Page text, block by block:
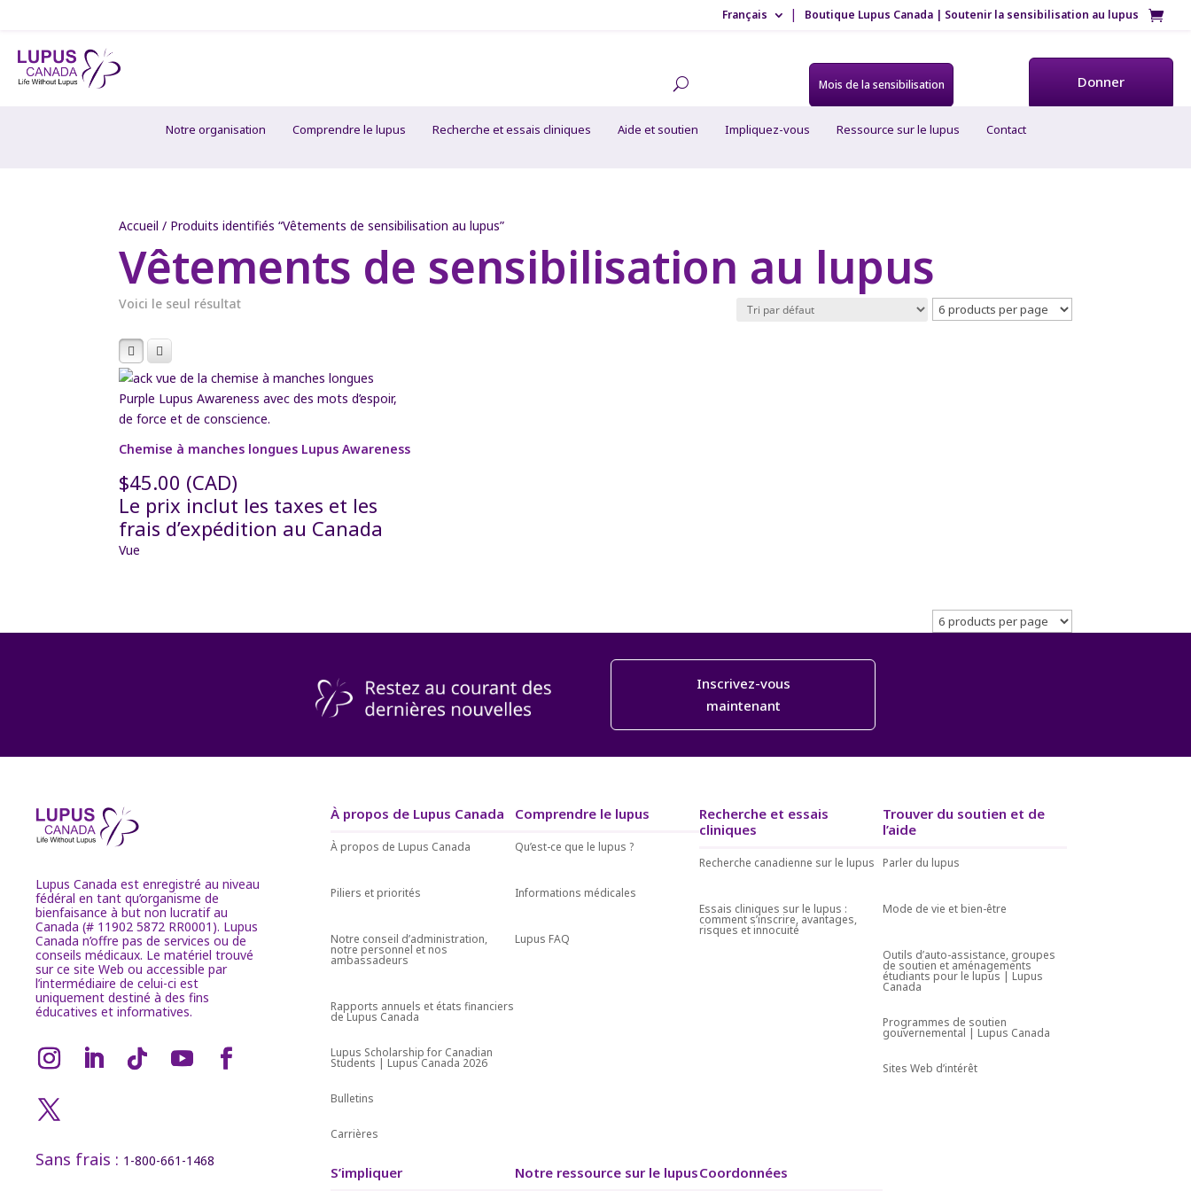
Français Boutique Lupus Canada | Soutenir la sensibilisation au lupus
Mois de la sensibilisation Donner
Notre organisation Comprendre le lupus Recherche et essais cliniques Aide et soutien Impliquez-vous Ressource sur le lupus Contact
Accueil / Produits identifiés “Vêtements de sensibilisation au lupus”
Vêtements de sensibilisation au lupus
Voici le seul résultat
Chemise à manches longues Lupus Awareness
$45.00 (CAD)
Le prix inclut les taxes et les
frais d’expédition au Canada
Vue
Inscrivez-vous
maintenant
Lupus Canada est enregistré au niveau
fédéral en tant qu’organisme de
bienfaisance à but non lucratif au
Canada (# 11902 5872 RR0001). Lupus
Canada n’offre pas de services ou de
conseils médicaux. Le matériel trouvé
sur ce site Web ou accessible par
l’intermédiaire de celui-ci est
uniquement destiné à des fins
éducatives et informatives.
Sans frais : 1-800-661-1468
À propos de Lupus Canada
À propos de Lupus Canada
Piliers et priorités
Notre conseil d’administration,
notre personnel et nos
ambassadeurs
Rapports annuels et états financiers
de Lupus Canada
Lupus Scholarship for Canadian
Students | Lupus Canada 2026
Bulletins
Carrières
Comprendre le lupus
Qu’est-ce que le lupus ?
Informations médicales
Lupus FAQ
Recherche et essais
cliniques
Recherche canadienne sur le lupus
Essais cliniques sur le lupus :
comment s’inscrire, avantages,
risques et innocuité
Trouver du soutien et de
l’aide
Parler du lupus
Mode de vie et bien-être
Outils d’auto-assistance, groupes
de soutien et aménagements
étudiants pour le lupus | Lupus
Canada
Programmes de soutien
gouvernemental | Lupus Canada
Sites Web d’intérêt
S’impliquer Notre ressource sur le lupusCoordonnées